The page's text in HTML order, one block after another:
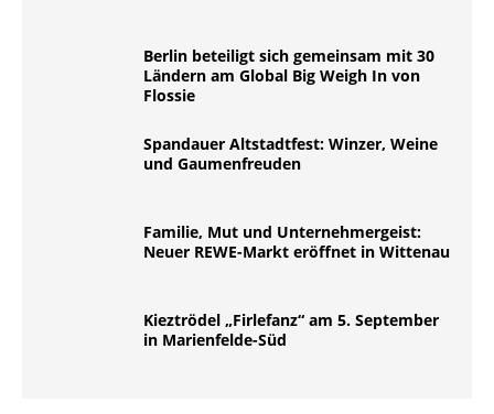
Berlin beteiligt sich gemeinsam mit 30
Ländern am Global Big Weigh In von
Flossie
Spandauer Altstadtfest: Winzer, Weine
und Gaumenfreuden
Familie, Mut und Unternehmergeist:
Neuer REWE-Markt eröffnet in Wittenau
Kieztrödel „Firlefanz“ am 5. September
in Marienfelde-Süd